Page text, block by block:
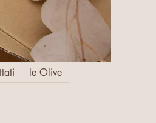
le Olive